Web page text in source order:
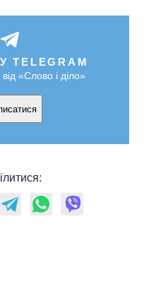
TELEGRAM
«Слово і діло»